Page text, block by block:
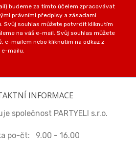
budeme za tímto účelem zpracovávat
právními předpisy a zásadami
Svůj souhlas můžete potvrdit kliknutím
na váš e-mail. Svůj souhlas můžete
e-mailem nebo kliknutím na odkaz z
e-mailu.
INFORMACE
společnost PARTYELI s.r.o.
po-čt: 9.00 - 16.00